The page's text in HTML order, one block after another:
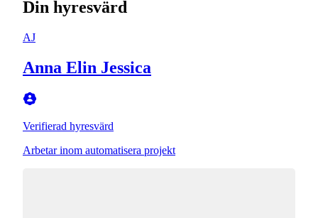
Din hyresvärd
AJ
Anna Elin Jessica
Verifierad hyresvärd
Arbetar inom automatisera projekt